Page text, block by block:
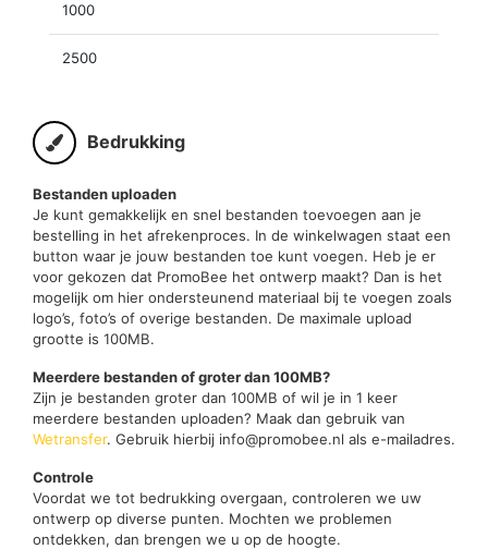
1000
2500
Bedrukking
Bestanden uploaden
Je kunt gemakkelijk en snel bestanden toevoegen aan je
bestelling in het afrekenproces. In de winkelwagen staat een
button waar je jouw bestanden toe kunt voegen. Heb je er
voor gekozen dat PromoBee het ontwerp maakt? Dan is het
mogelijk om hier ondersteunend materiaal bij te voegen zoals
logo’s, foto’s of overige bestanden. De maximale upload
grootte is 100MB.
Meerdere bestanden of groter dan 100MB?
Zijn je bestanden groter dan 100MB of wil je in 1 keer
meerdere bestanden uploaden? Maak dan gebruik van
Wetransfer. Gebruik hierbij info@promobee.nl als e-mailadres.
Controle
Voordat we tot bedrukking overgaan, controleren we uw
ontwerp op diverse punten. Mochten we problemen
ontdekken, dan brengen we u op de hoogte.